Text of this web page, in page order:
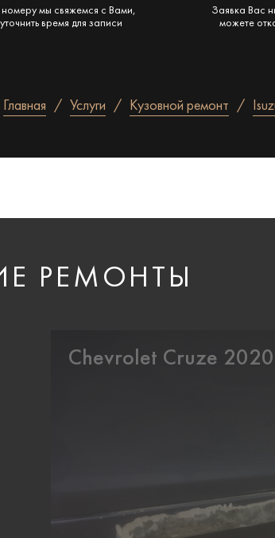
номеру мы свяжемся с Вами,
время для записи
Заявка Вас
можете
Главная Услуги Кузовной ремонт
РЕМОНТЫ
Chevrolet Cruze 2020